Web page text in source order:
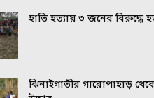
হাতি হত্যায় ৩ জনের বিরুদ্ধে
ঝিনাইগাতীর গারোপাহাড়